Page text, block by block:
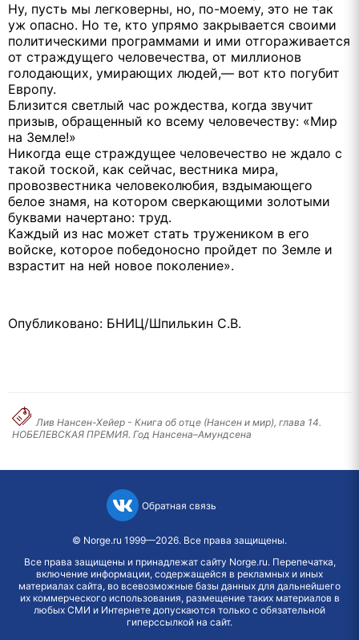
Ну, пусть мы легковерны, но, по-моему, это не так
уж опасно. Но те, кто упрямо закрывается своими
политическими программами и ими отгораживается
от страждущего человечества, от миллионов
голодающих, умирающих людей,— вот кто погубит
Европу.
Близится светлый час рождества, когда звучит
призыв, обращенный ко всему человечеству: «Мир
на Земле!»
Никогда еще страждущее человечество не ждало с
такой тоской, как сейчас, вестника мира,
провозвестника человеколюбия, вздымающего
белое знамя, на котором сверкающими золотыми
буквами начертано: труд.
Каждый из нас может стать тружеником в его
войске, которое победоносно пройдет по Земле и
взрастит на ней новое поколение».
Опубликовано: БНИЦ/Шпилькин С.В.
Лив Нансен-Хейер - Книга об отце (Нансен и мир), глава 14.
НОБЕЛЕВСКАЯ ПРЕМИЯ. Год Нансена–Амундсена
Обратная связь
© Norge.ru 1999—2026. Все права защищены.
Все права защищены и принадлежат сайту Norge.ru. Перепечатка,
включение информации, содержащейся в рекламных и иных
материалах сайта, во всевозможные базы данных для дальнейшего
их коммерческого использования, размещение таких материалов в
любых СМИ и Интернете допускаются только с обязательной
гиперссылкой на сайт.